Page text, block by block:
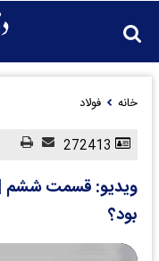
خانه فولاد
ویدیو: قسمت ششم
بود؟